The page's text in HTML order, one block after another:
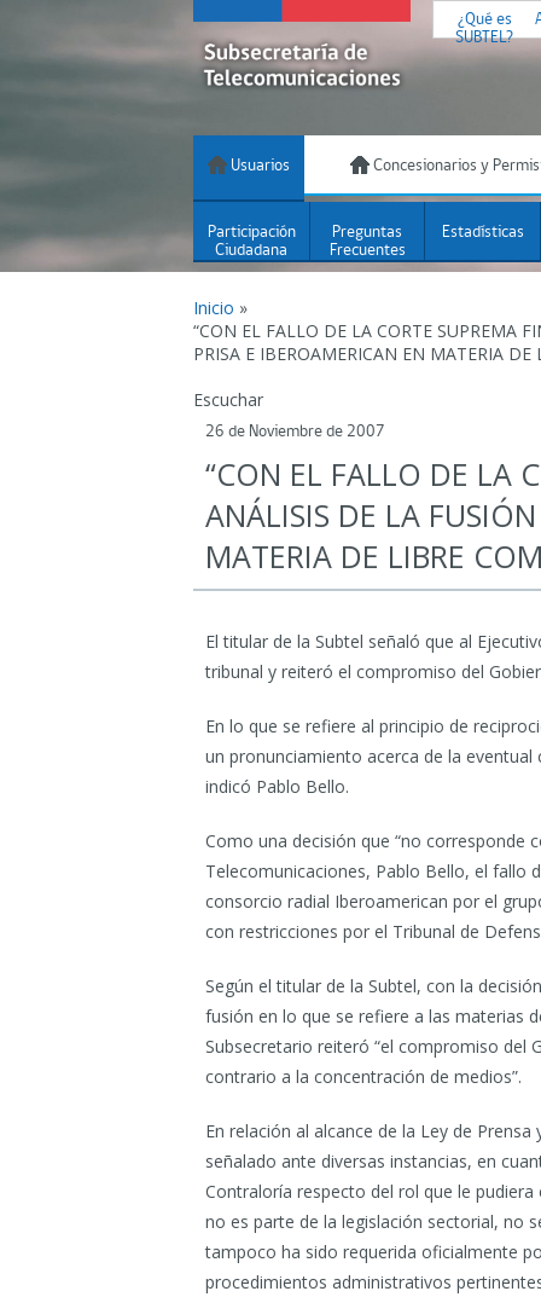
¿Qué es
SUBTEL?
Usuarios Concesionarios y
Participación
Ciudadana
Preguntas
Frecuentes
Estadísticas
Inicio »
“CON EL FALLO DE LA CORTE SUPREMA
PRISA E IBEROAMERICAN EN MATERIA DE
Escuchar
26 de Noviembre de 2007
“CON EL FALLO DE LA
ANÁLISIS DE LA
MATERIA DE LIBRE
El titular de la Subtel señaló que al
tribunal y reiteró el compromiso del
En lo que se refiere al principio de
un pronunciamiento acerca de la
indicó Pablo Bello.
Como una decisión que “no corresponde
Telecomunicaciones, Pablo Bello, el fallo
consorcio radial Iberoamerican por el
con restricciones por el Tribunal de
Según el titular de la Subtel, con la
fusión en lo que se refiere a las materias
Subsecretario reiteró “el compromiso del
contrario a la concentración de medios”.
En relación al alcance de la Ley de
señalado ante diversas instancias, en
Contraloría respecto del rol que le
no es parte de la legislación sectorial, no
tampoco ha sido requerida oficialmente
procedimientos administrativos